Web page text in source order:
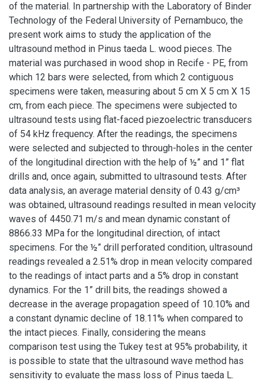
of the material. In partnership with the Laboratory of Binder
Technology of the Federal University of Pernambuco, the
present work aims to study the application of the
ultrasound method in Pinus taeda L. wood pieces. The
material was purchased in wood shop in Recife - PE, from
which 12 bars were selected, from which 2 contiguous
specimens were taken, measuring about 5 cm X 5 cm X 15
cm, from each piece. The specimens were subjected to
ultrasound tests using flat-faced piezoelectric transducers
of 54 kHz frequency. After the readings, the specimens
were selected and subjected to through-holes in the center
of the longitudinal direction with the help of ½” and 1” flat
drills and, once again, submitted to ultrasound tests. After
data analysis, an average material density of 0.43 g/cm³
was obtained, ultrasound readings resulted in mean velocity
waves of 4450.71 m/s and mean dynamic constant of
8866.33 MPa for the longitudinal direction, of intact
specimens. For the ½” drill perforated condition, ultrasound
readings revealed a 2.51% drop in mean velocity compared
to the readings of intact parts and a 5% drop in constant
dynamics. For the 1” drill bits, the readings showed a
decrease in the average propagation speed of 10.10% and
a constant dynamic decline of 18.11% when compared to
the intact pieces. Finally, considering the means
comparison test using the Tukey test at 95% probability, it
is possible to state that the ultrasound wave method has
sensitivity to evaluate the mass loss of Pinus taeda L.